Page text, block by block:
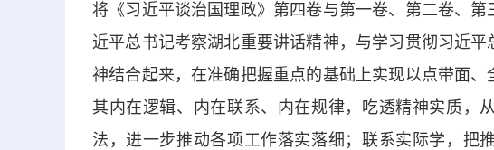
将《习近平谈治国理政》第四卷与第一卷、第二卷、
近平总书记考察湖北重要讲话精神，与学习贯彻习近
神结合起来，在准确把握重点的基础上实现以点带面
其内在逻辑、内在联系、内在规律，吃透精神实质，
法，进一步推动各项工作落实落细；联系实际学，把